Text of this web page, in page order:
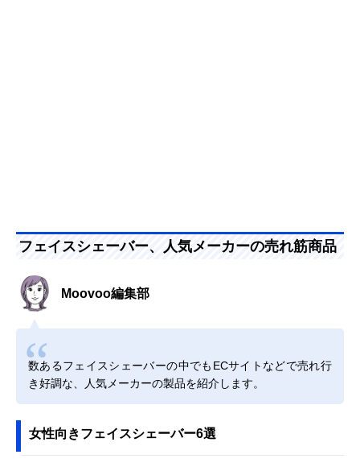
フェイスシェーバー、人気メーカーの売れ筋商品
Moovoo編集部
数あるフェイスシェーバーの中でもECサイトなどで売れ行
き好調な、人気メーカーの製品を紹介します。
女性向きフェイスシェーバー6選